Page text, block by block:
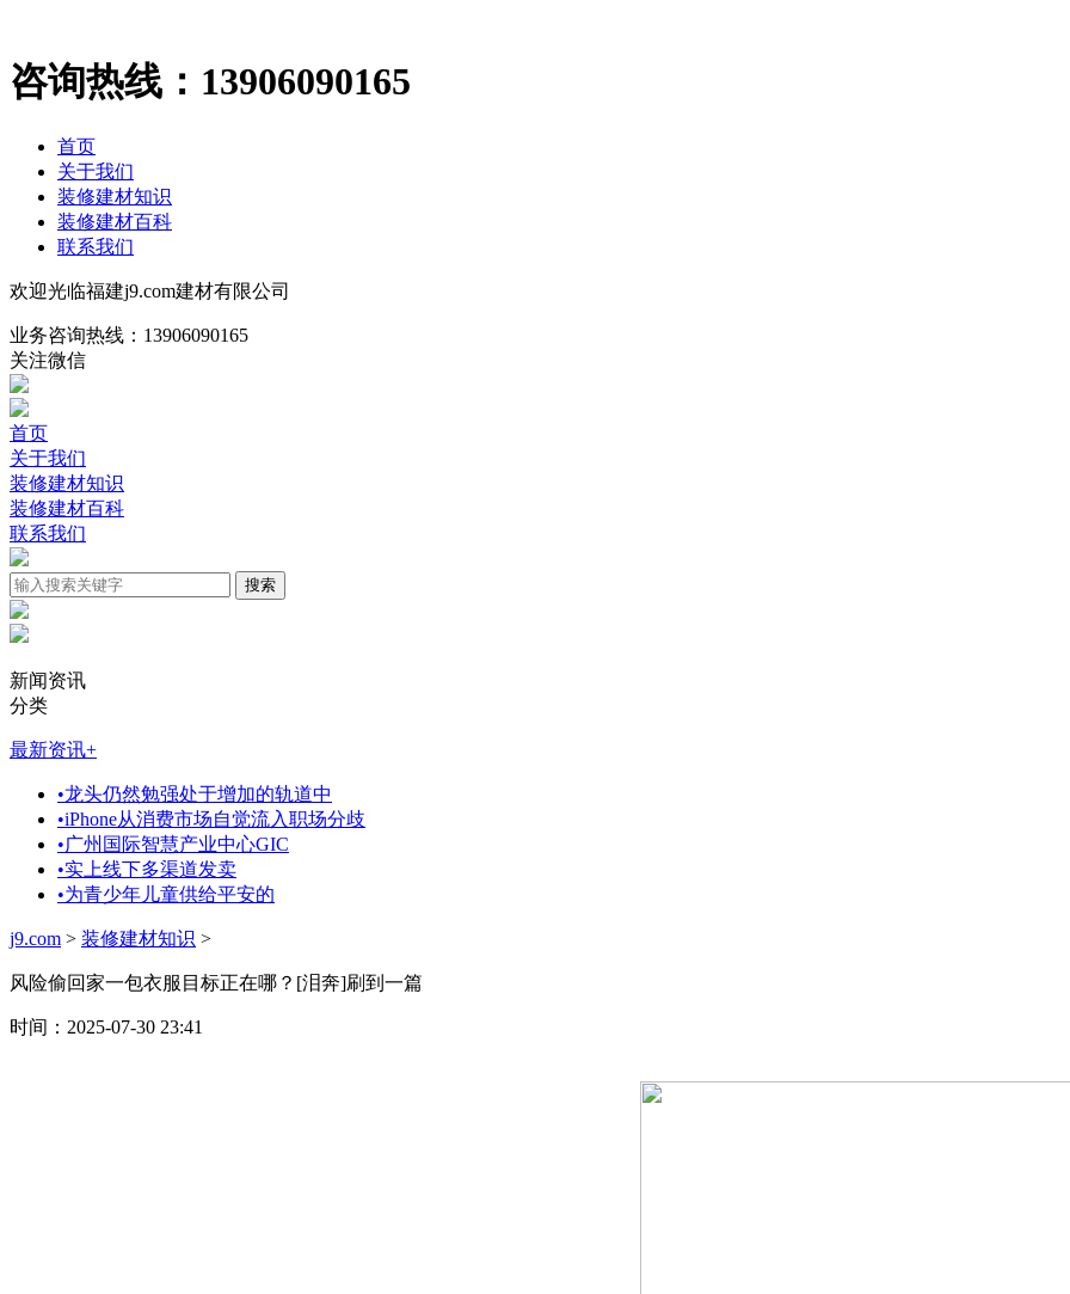
咨询热线： 13906090165
首页
关于我们
装修建材知识
装修建材百科
联系我们
欢迎光临福建j9.com建材有限公司
业务咨询热线： 13906090165
关注微信
首页
关于我们
装修建材知识
装修建材百科
联系我们
新闻资讯
分类
最新资讯+
•龙头仍然勉强处于增加的轨道中
•iPhone从消费市场自觉流入职场分歧
•广州国际智慧产业中心GIC
•实上线下多渠道发卖
•为青少年儿童供给平安的
j9.com > 装修建材知识 >
风险偷回家一包衣服目标正在哪？[泪奔]刷到一篇
时间：2025-07-30 23:41